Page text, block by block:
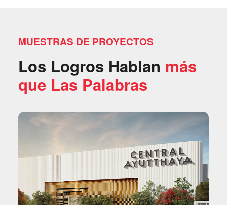
MUESTRAS DE PROYECTOS
Los Logros Hablan más
que Las Palabras